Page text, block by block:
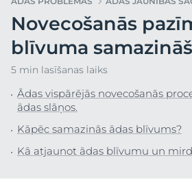
Novecošanās
blīvuma
5 min lasīšanas laiks
Ādas vispārējās novecošanās
ādas slāņos.
Kāpēc samazinās ādas blīvums?
Kā atjaunot ādas blīvumu un